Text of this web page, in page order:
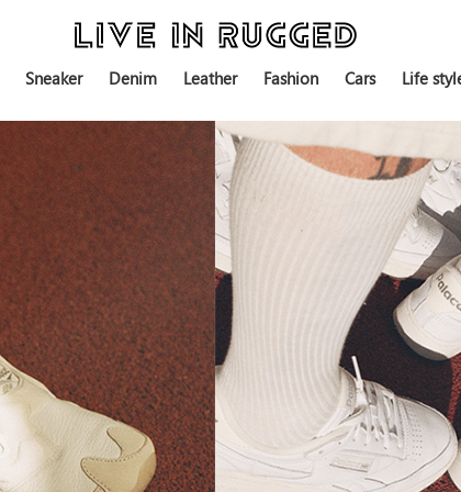
Sneaker Denim Leather Fashion Cars Life